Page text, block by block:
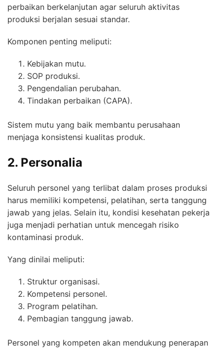
perbaikan berkelanjutan agar seluruh aktivitas
produksi berjalan sesuai standar.
Komponen penting meliputi:
Kebijakan mutu.
SOP produksi.
Pengendalian perubahan.
Tindakan perbaikan (CAPA).
Sistem mutu yang baik membantu perusahaan
menjaga konsistensi kualitas produk.
2. Personalia
Seluruh personel yang terlibat dalam proses produksi
harus memiliki kompetensi, pelatihan, serta tanggung
jawab yang jelas. Selain itu, kondisi kesehatan pekerja
juga menjadi perhatian untuk mencegah risiko
kontaminasi produk.
Yang dinilai meliputi:
Struktur organisasi.
Kompetensi personel.
Program pelatihan.
Pembagian tanggung jawab.
Personel yang kompeten akan mendukung penerapan